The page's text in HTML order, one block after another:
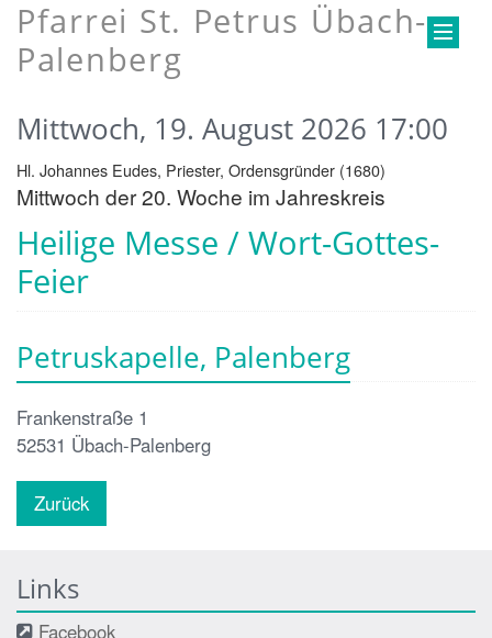
Pfarrei St. Petrus Übach-
Palenberg
Heilige Messe / Wort-Gottes-
Feier
Mittwoch, 19. August 2026 17:00
Hl. Johannes Eudes, Priester, Ordensgründer (1680)
Mittwoch der 20. Woche im Jahreskreis
Petruskapelle, Palenberg
Frankenstraße 1
52531 Übach-Palenberg
Zurück
Links
Facebook